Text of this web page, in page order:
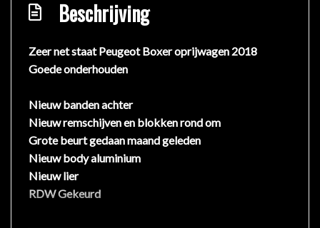
Beschrijving
Zeer net staat Peugeot Boxer oprijwagen 2018
Goede onderhouden
Nieuw banden achter
Nieuw remschijven en blokken rond om
Grote beurt gedaan maand geleden
Nieuw body aluminium
Nieuw lier
RDW Gekeurd